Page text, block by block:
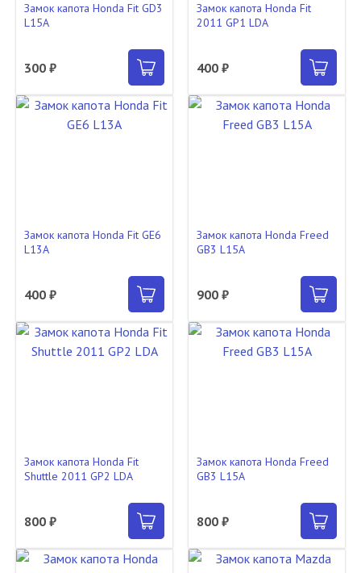
Замок капота Honda Fit GD3
L15A
300 ₽
Замок капота Honda Fit
2011 GP1 LDA
400 ₽
Замок капота Honda Fit GE6
L13A
400 ₽
Замок капота Honda Freed
GB3 L15A
900 ₽
Замок капота Honda Fit
Shuttle 2011 GP2 LDA
800 ₽
Замок капота Honda Freed
GB3 L15A
800 ₽